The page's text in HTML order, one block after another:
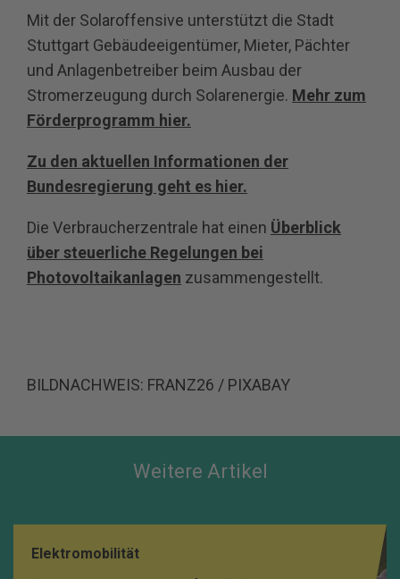
Mit der Solaroffensive unterstützt die Stadt
Stuttgart Gebäudeeigentümer, Mieter, Pächter
und Anlagenbetreiber beim Ausbau der
Stromerzeugung durch Solarenergie. Mehr zum
Förderprogramm hier.
Zu den aktuellen Informationen der
Bundesregierung geht es hier.
Die Verbraucherzentrale hat einen Überblick
über steuerliche Regelungen bei
Photovoltaikanlagen zusammengestellt.
BILDNACHWEIS: FRANZ26 / PIXABAY
Weitere Artikel
Elektromobilität